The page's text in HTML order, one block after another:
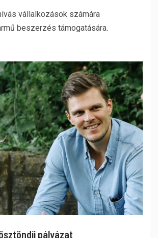
vállalkozások számára
beszerzés támogatására.
pályázat